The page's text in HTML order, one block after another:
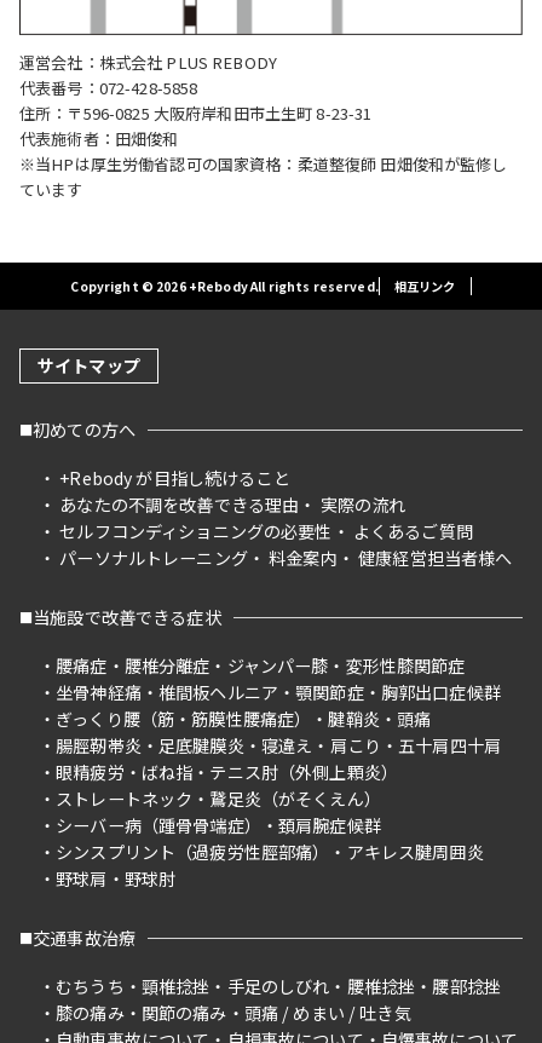
運営会社：株式会社 PLUS REBODY
代表番号：072-428-5858
住所：〒596-0825 大阪府岸和田市土生町 8-23-31
代表施術者：田畑俊和
※当HPは厚生労働省認可の国家資格：柔道整復師 田畑俊和が監修し
ています
Copyright © 2026 +Rebody All rights reserved. 相互リンク
サイトマップ
初めての方へ
+Rebody が目指し続けること
あなたの不調を改善できる理由
実際の流れ
セルフコンディショニングの必要性
よくあるご質問
パーソナルトレーニング
料金案内 健康経営担当者様へ
当施設で改善できる症状
腰痛症
腰椎分離症 ジャンパー膝
変形性膝関節症
坐骨神経痛
椎間板ヘルニア 顎関節症
胸郭出口症候群
ぎっくり腰（筋・筋膜性腰痛症）
腱鞘炎
頭痛
腸脛靭帯炎
足底腱膜炎 寝違え 肩こり
五十肩四十肩
眼精疲労
ばね指
テニス肘（外側上顆炎）
ストレートネック
鵞足炎（がそくえん）
シーバー病（踵骨骨端症）
頚肩腕症候群
シンスプリント（過疲労性脛部痛）
アキレス腱周囲炎
野球肩
野球肘
交通事故治療
むちうち
頸椎捻挫 手足のしびれ 腰椎捻挫
腰部捻挫
膝の痛み
関節の痛み
頭痛 / めまい / 吐き気